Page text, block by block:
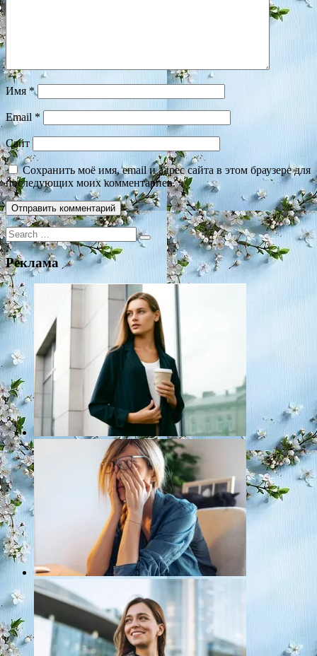
Имя *
Email *
Сайт
Сохранить моё имя, email и адрес сайта в этом браузере для
последующих моих комментариев.
Search
for:
Реклама